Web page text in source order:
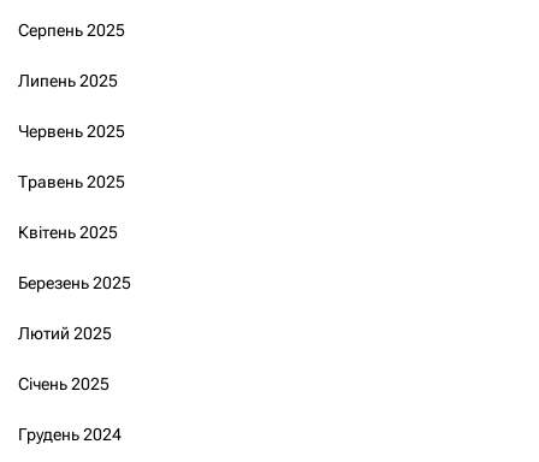
Серпень 2025
Липень 2025
Червень 2025
Травень 2025
Квітень 2025
Березень 2025
Лютий 2025
Січень 2025
Грудень 2024